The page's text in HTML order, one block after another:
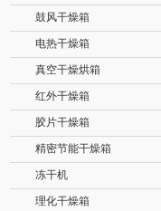
鼓风干燥箱
电热干燥箱
真空干燥烘箱
红外干燥箱
胶片干燥箱
精密节能干燥箱
冻干机
理化干燥箱